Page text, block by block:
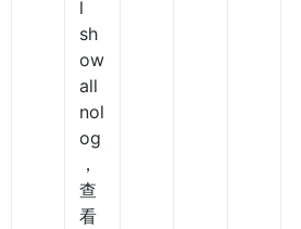
l
sh
ow
all
nol
og
，
查
看